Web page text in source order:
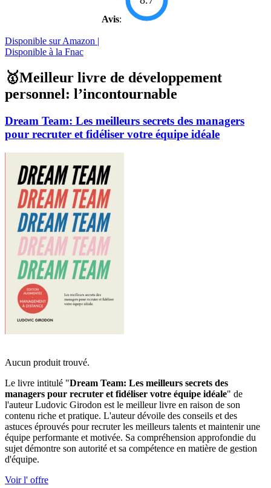
Avis:
Disponible sur Amazon |
Disponible à la Fnac
🥇Meilleur livre de développement
personnel: l’incontournable
Dream Team: Les meilleurs secrets des managers
pour recruter et fidéliser votre équipe idéale
Aucun produit trouvé.
Le livre intitulé "Dream Team: Les meilleurs secrets des
managers pour recruter et fidéliser votre équipe idéale" de
l'auteur Ludovic Girodon est le meilleur livre en raison de son
contenu riche et pratique. L'auteur dévoile des conseils et des
astuces éprouvés pour recruter les meilleurs talents et maintenir une
équipe performante et motivée. Sa compréhension approfondie du
sujet démontre son autorité et sa compétence en matière de gestion
d'équipe.
Voir l' offre